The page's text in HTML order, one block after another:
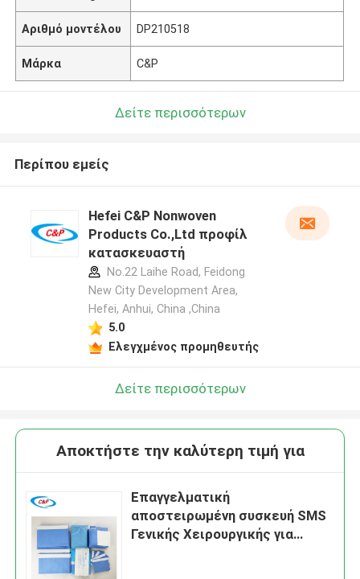
Αριθμό μοντέλου DP210518
Μάρκα C&P
Δείτε περισσότερων
Περίπου εμείς
Hefei C&P Nonwoven
Products Co.,Ltd προφίλ
κατασκευαστή
No.22 Laihe Road, Feidong
New City Development Area,
Hefei, Anhui, China ,China
5.0
Ελεγχμένος προμηθευτής
Δείτε περισσότερων
Αποκτήστε την καλύτερη τιμή για
Επαγγελματική
αποστειρωμένη συσκευή SMS
Γενικής Χειρουργικής για